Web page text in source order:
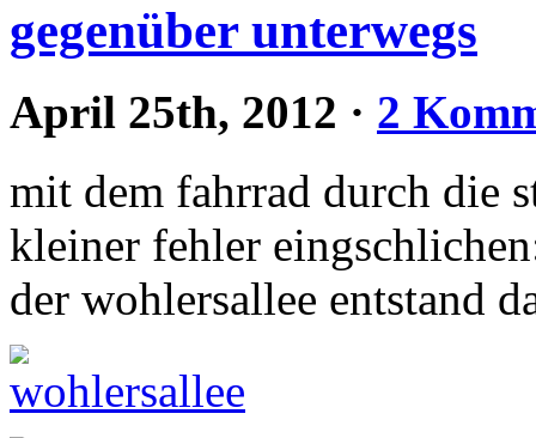
gegenüber unterwegs
April 25th, 2012 · 2
mit dem fahrrad durch die
kleiner fehler
der wohlersallee entstand